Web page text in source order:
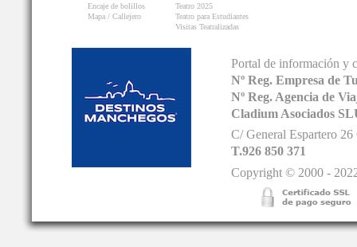
Encaje de bolillos
Mapa / Callejero
Teatro 2025
Teatro para Estudiantes
Visitas Teatralizadas
Portal de información y
Nº Reg. Empresa de
Nº Reg. Agencia de
Cladium Asociados
C/ General Espartero
T.926 850 371
Copyright © 2000 -